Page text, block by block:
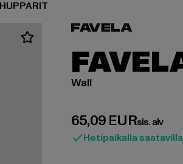
HUPPARIT
Wall
65,09 EUR
Ajankohtainen
sis. alv
Hetipaikalla